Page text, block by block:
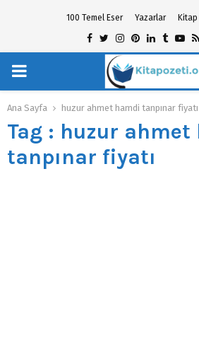
100 Temel Eser Yazarlar
Facebook
TwitterInstagram
Pinterest
Linkedin
Tumblr
PRIMARY
MENU
Ana Sayfa huzur ahmet hamdi tanpınar fiyatı
Tag : huzur ahmet
tanpınar fiyatı